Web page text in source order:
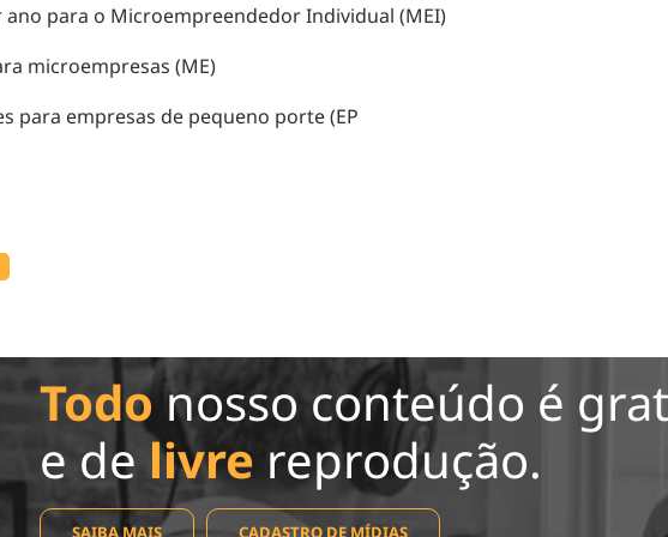
ano para o Microempreendedor Individual (MEI)
microempresas (ME)
para empresas de pequeno porte (EP
Todonosso conteúdo é
e de livre reprodução.
SAIBA MAIS CADASTRO DE MÍDIAS